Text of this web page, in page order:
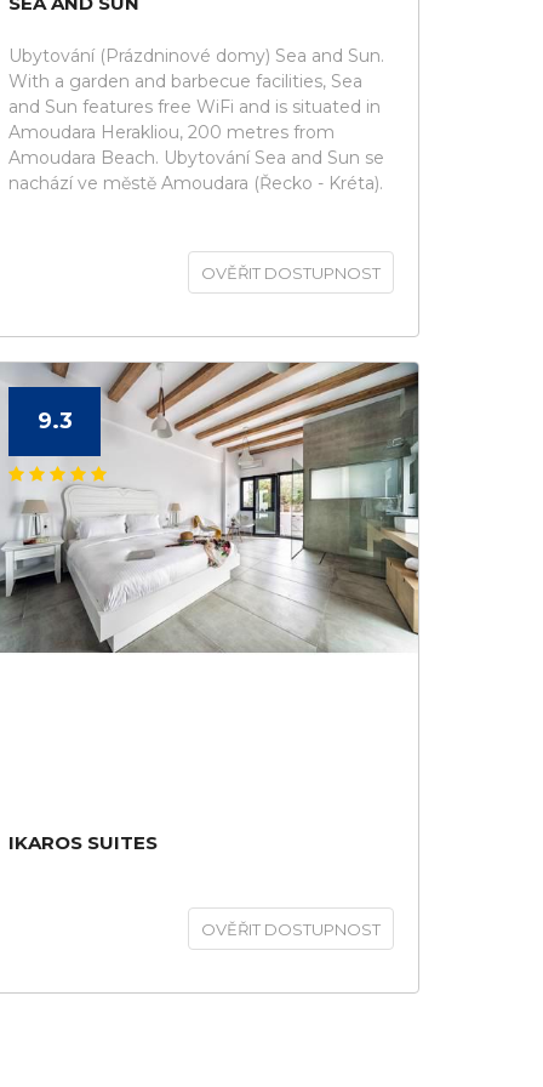
Ubytování (Prázdninové domy) Sea and Sun.
With a garden and barbecue facilities, Sea
and Sun features free WiFi and is situated in
Amoudara Herakliou, 200 metres from
Amoudara Beach. Ubytování Sea and Sun se
nachází ve městě Amoudara (Řecko - Kréta).
OVĚŘIT DOSTUPNOST
9.3
IKAROS SUITES
OVĚŘIT DOSTUPNOST